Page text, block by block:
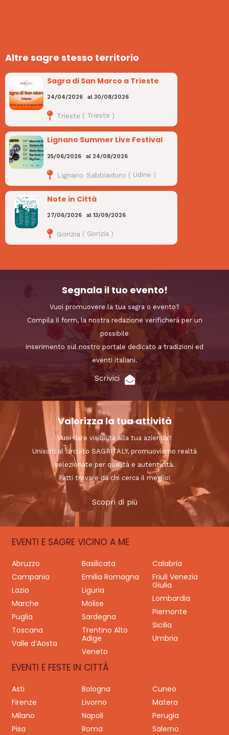
Altre sagre stesso territorio
Sagra di San Marco a Trieste
24/04/2026 al30/08/2026
Trieste ( Trieste )
Lignano Summer Live Festival
25/06/2026 al 24/08/2026
Lignano Sabbiadoro ( Udine )
Note in Città
27/06/2026 al13/09/2026
Gorizia ( Gorizia )
Segnala il tuo evento!
Vuoi promuovere la tua sagra o evento?
Compila il form, la nostra redazione verificherà per un
possibile
inserimento sul nostro portale dedicato a tradizioni ed
eventi italiani.
Scrivici
Valorizza la tua attività
Vuoi dare visibilità alla tua azienda?
Unisciti al circuito SAGRITALY, promuoviamo realtà
selezionate per qualità e autenticità.
Fatti trovare da chi cerca il meglio!
Scopri di più
EVENTI E SAGRE VICINO A ME
Abruzzo Basilicata
Calabria
Campania
Emilia Romagna
Friuli Venezia
Giulia
Lazio
Liguria
Lombardia
Marche
Molise
Piemonte
Puglia
Sardegna
Sicilia
Toscana
Trentino Alto
Adige
Umbria
Valle d’Aosta
Veneto
EVENTI E FESTE IN CITTÀ
Asti Bologna
Cuneo
Firenze
Livorno
Matera
Milano
Napoli
Perugia
Pisa
Roma
Salerno